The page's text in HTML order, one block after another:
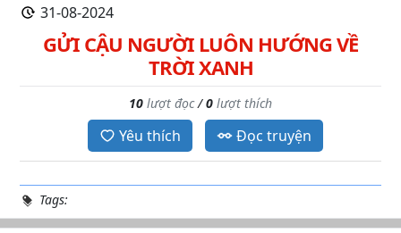
31-08-2024
GỬI CẬU NGƯỜI LUÔN HƯỚNG VỀ
TRỜI XANH
10 lượt đọc/0 lượt thích
Yêu thích Đọc truyện
Tags: